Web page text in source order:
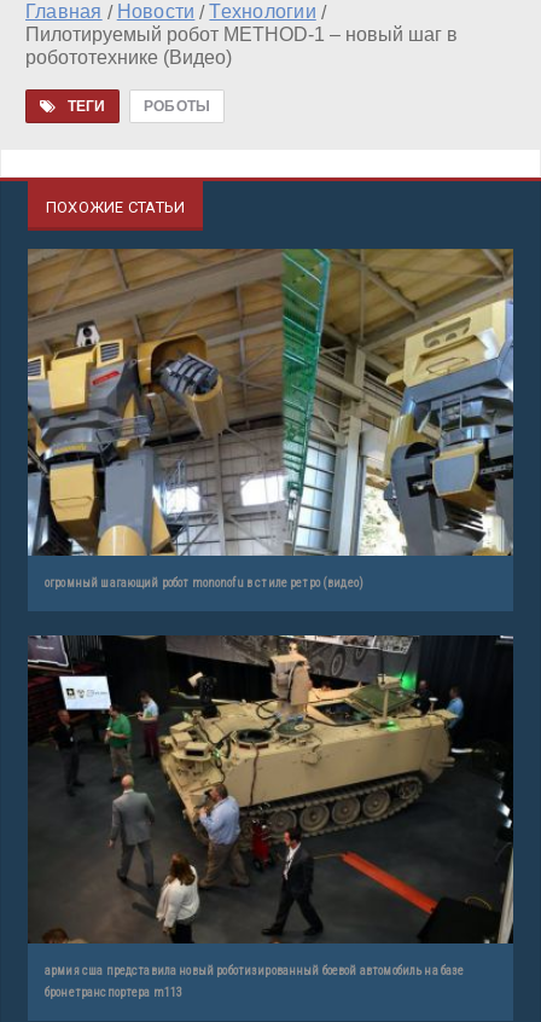
Главная / Новости /Технологии /
Пилотируемый робот METHOD-1 – новый шаг в
робототехнике (Видео)
ТЕГИ РОБОТЫ
ПОХОЖИЕ СТАТЬИ
огромный шагающий робот mononofu в стиле ретро (видео)
армия сша представила новый роботизированный боевой автомобиль на базе
бронетранспортера m113